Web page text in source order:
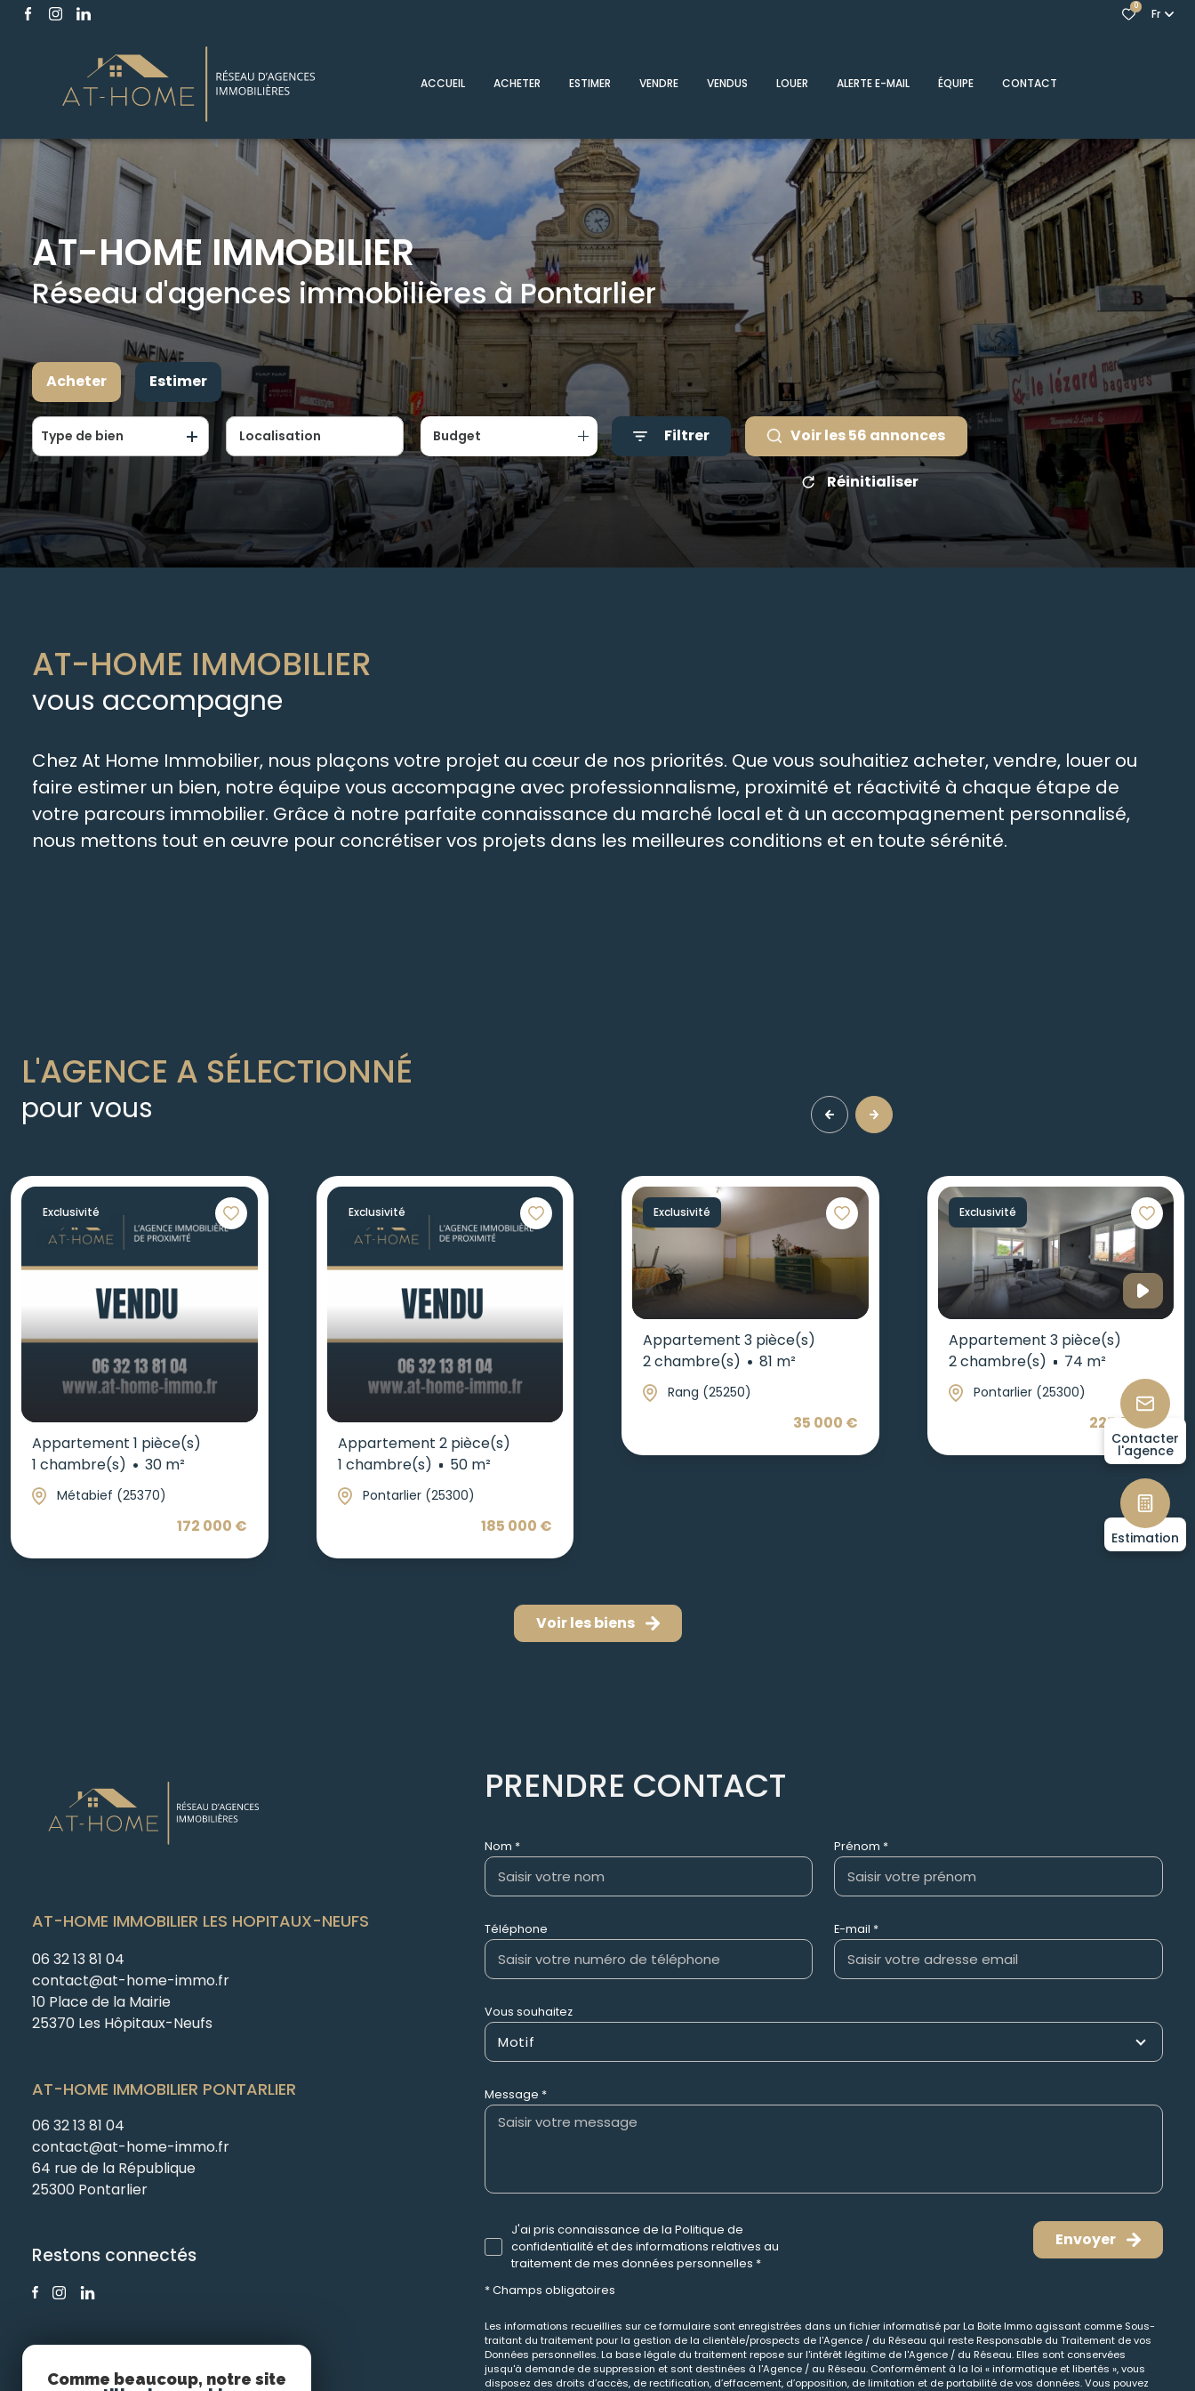
0 Fr
ACCUEIL ACHETER ESTIMER VENDRE VENDUS LOUER ALERTE E-MAIL ÉQUIPE CONTACT
AT-HOME IMMOBILIER
Réseau d'agences immobilières à Pontarlier
Acheter
De l'ancien
De l'immo pro
Estimer
Type de bien Budget Filtrer Voir les56 annonces
Réinitialiser
AT-HOME IMMOBILIER
vous accompagne
Chez At Home Immobilier, nous plaçons votre projet au cœur de nos priorités. Que vous souhaitiez acheter, vendre, louer ou
faire estimer un bien, notre équipe vous accompagne avec professionnalisme, proximité et réactivité à chaque étape de
votre parcours immobilier. Grâce à notre parfaite connaissance du marché local et à un accompagnement personnalisé,
nous mettons tout en œuvre pour concrétiser vos projets dans les meilleures conditions et en toute sérénité.
L'AGENCE A SÉLECTIONNÉ
pour vous
Exclusivité
Appartement 1 pièce(s)
1 chambre(s)
30 m²
Métabief (25370)
172 000 €
Exclusivité
Appartement 2 pièce(s)
1 chambre(s)
50 m²
Pontarlier (25300)
185 000 €
Exclusivité
Appartement 3 pièce(s)
2 chambre(s)
81 m²
Rang (25250)
35 000 €
Exclusivité
Appartement 3 pièce(s)
2 chambre(s)
74 m²
Pontarlier (25300)
225 000 €
Voir les biens
Contacter
l'agence
Estimation
PRENDRE CONTACT
Nom * Prénom *
Téléphone E-mail *
Vous souhaitez
Motif
Message *
J'ai pris connaissance de la Politique de
confidentialité et des informations relatives au
traitement de mes données personnelles *
* Champs obligatoires
Envoyer
Les informations recueillies sur ce formulaire sont enregistrées dans un fichier informatisé par La Boite Immo agissant comme Sous-
traitant du traitement pour la gestion de la clientèle/prospects de l'Agence / du Réseau qui reste Responsable du Traitement de vos
Données personnelles. La base légale du traitement repose sur l'intérêt légitime de l'Agence / du Réseau. Elles sont conservées
jusqu'à demande de suppression et sont destinées à l'Agence / au Réseau. Conformément à la loi « informatique et libertés », vous
disposez des droits d’accès, de rectification, d’effacement, d’opposition, de limitation et de portabilité de vos données. Vous pouvez
AT-HOME IMMOBILIER LES HOPITAUX-NEUFS
06 32 13 81 04
contact@at-home-immo.fr
10 Place de la Mairie
25370 Les Hôpitaux-Neufs
AT-HOME IMMOBILIER PONTARLIER
06 32 13 81 04
contact@at-home-immo.fr
64 rue de la République
25300 Pontarlier
Restons connectés
Comme beaucoup, notre site